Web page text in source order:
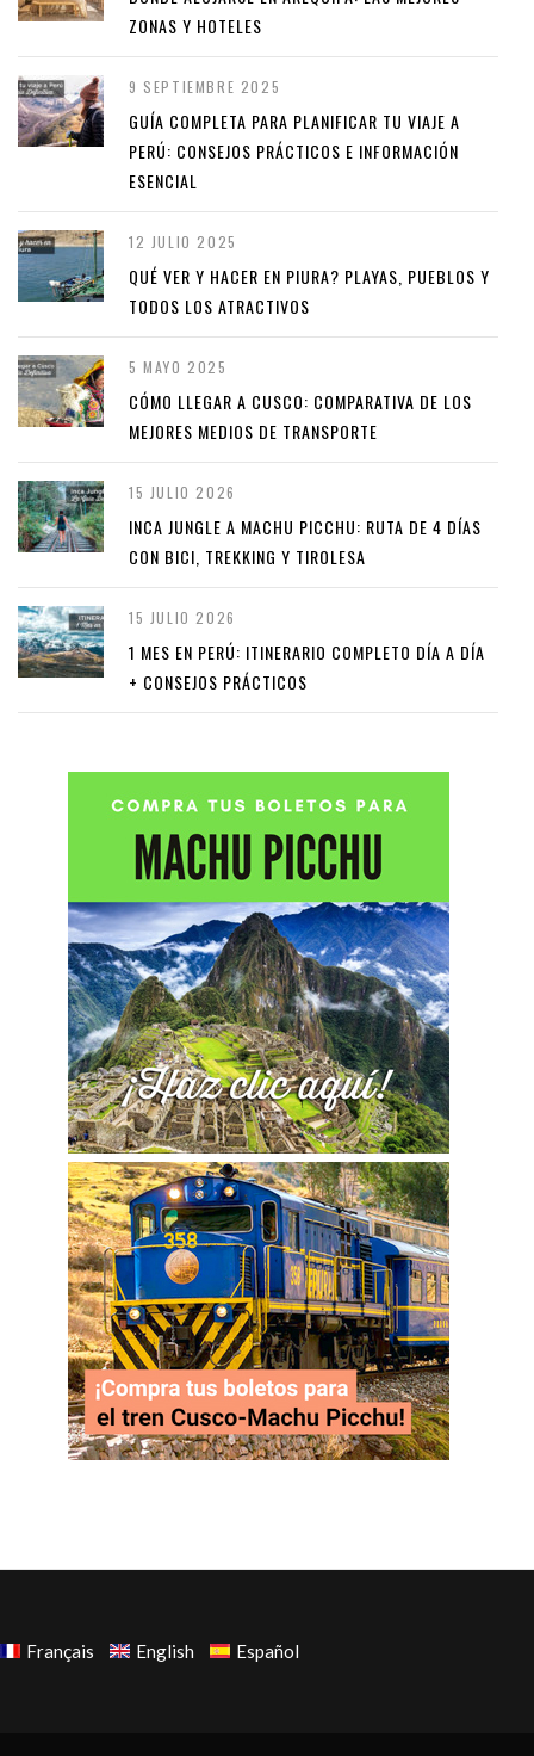
ZONAS Y HOTELES
9 SEPTIEMBRE 2025
GUÍA COMPLETA PARA PLANIFICAR TU VIAJE A
PERÚ: CONSEJOS PRÁCTICOS E INFORMACIÓN
ESENCIAL
12 JULIO 2025
QUÉ VER Y HACER EN PIURA? PLAYAS, PUEBLOS Y
TODOS LOS ATRACTIVOS
5 MAYO 2025
CÓMO LLEGAR A CUSCO: COMPARATIVA DE LOS
MEJORES MEDIOS DE TRANSPORTE
15 JULIO 2026
INCA JUNGLE A MACHU PICCHU: RUTA DE 4 DÍAS
CON BICI, TREKKING Y TIROLESA
15 JULIO 2026
1 MES EN PERÚ: ITINERARIO COMPLETO DÍA A DÍA
+ CONSEJOS PRÁCTICOS
Français English Español